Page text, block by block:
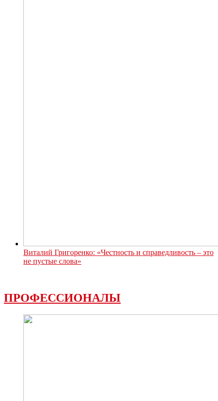
Виталий Григоренко: «Честность и справедливость – это
не пустые слова»
ПРОФЕССИОНАЛЫ